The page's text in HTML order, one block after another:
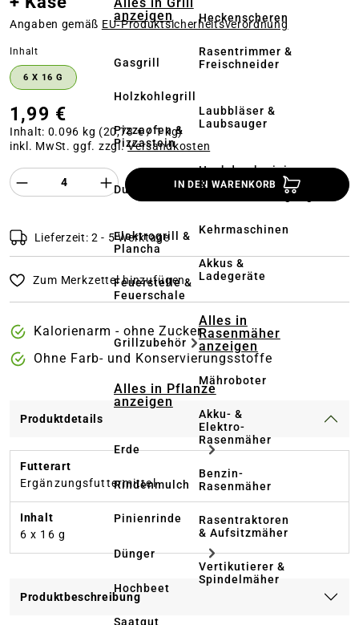
anzeigen
Gasgrill
Holzkohlegrill
Pizzaofen &
Pizzastein
Dutch Oven
Elektrogrill &
Plancha
Feuerstelle &
Feuerschale
Grillzubehör
Alles in Pflanze
anzeigen
Erde
Rindenmulch
Pinienrinde
Dünger
Hochbeet
Saatgut
Heckenscheren
Rasentrimmer &
Freischneider
Laubbläser &
Laubsauger
Hochdruckreiniger
&
Terrassenreinigung
Kehrmaschinen
Akkus &
Ladegeräte
Alles in
Rasenmäher
anzeigen
Mähroboter
Akku- &
Elektro-
Rasenmäher
Benzin-
Rasenmäher
Rasentraktoren
& Aufsitzmäher
Vertikutierer &
Spindelmäher
Angaben gemäß EU‑Produktsicherheitsverordnung
Inhalt
6 X 16 G
1,99 €
Inhalt: 0.096 kg (20,73 € / 1 kg)
inkl. MwSt. ggf. zzgl.Versandkosten
Produkt Anzahl des Produktes
IN DEN WARENKORB
Lieferzeit: 2 - 5 Werktage
Zum Merkzettel hinzufügen
Kalorienarm - ohne Zucker
Ohne Farb- und Konservierungsstoffe
Produktdetails
Futterart
Ergänzungsfuttermittel
Inhalt
6 x 16 g
Produktbeschreibung